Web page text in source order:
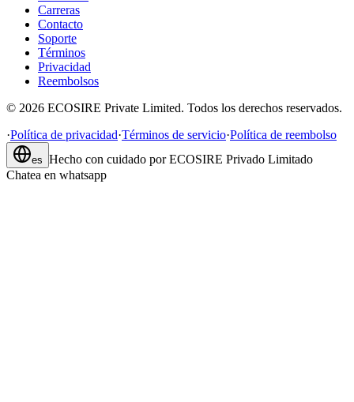
Carreras
Contacto
Soporte
Términos
Privacidad
Reembolsos
© 2026 ECOSIRE Private Limited. Todos los derechos reservados.
·Política de privacidad·Términos de servicio·Política de reembolso
es Hecho con cuidado por ECOSIRE Privado Limitado
Chatea en whatsapp